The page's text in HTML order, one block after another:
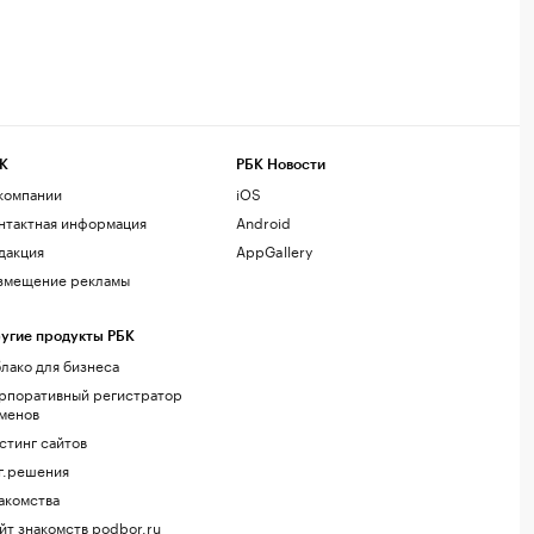
информация
рекламы
продукты РБК
для бизнеса
регистратор
сайтов
знакомств podbor.ru
РБК Новости
iOS
Android
AppGallery